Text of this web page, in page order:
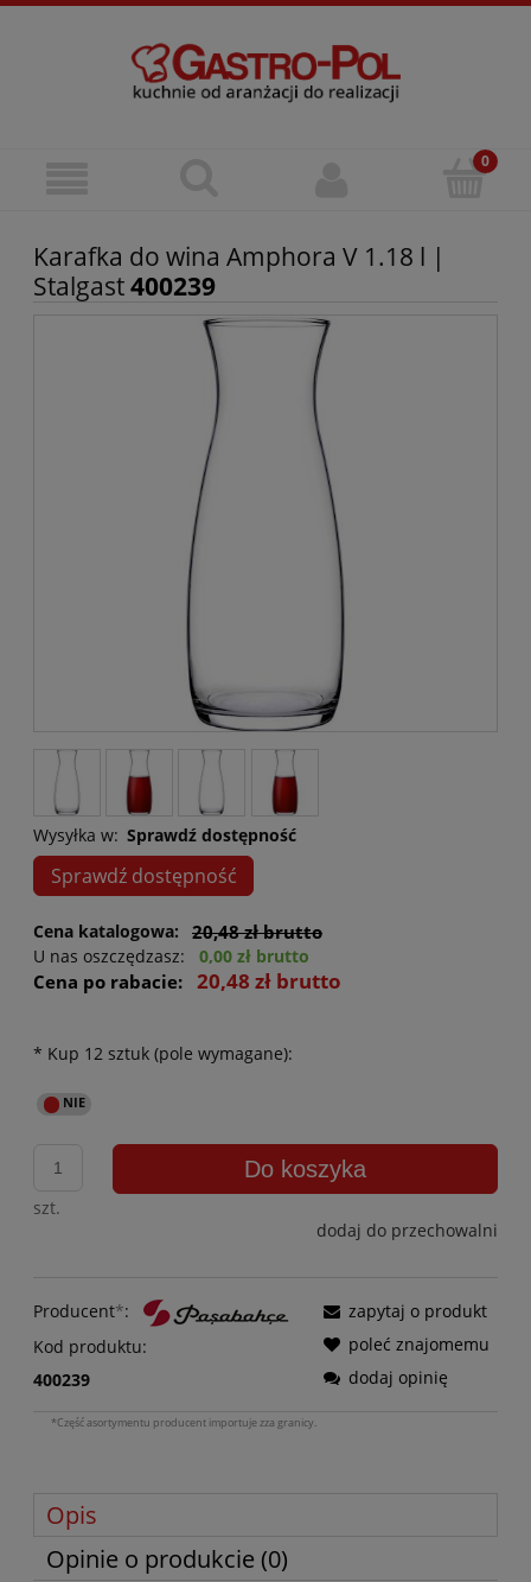
Karafka do wina Amphora V 1.18 l |
Stalgast400239
Wysyłka w: Sprawdź dostępność
Sprawdź dostępność
Cena katalogowa: 20,48 zł brutto
U nas oszczędzasz: 0,00 zł brutto
Cena po rabacie: 20,48 zł brutto
* Kup 12 sztuk (pole wymagane):
szt.
Do koszyka
dodaj do przechowalni
Producent*:
Kod produktu:
400239
zapytaj o produkt
poleć znajomemu
dodaj opinię
*Część asortymentu producent importuje zza granicy.
Opis
Opinie o produkcie (0)